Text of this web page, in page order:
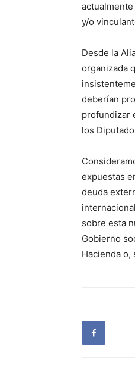
y/o
Desde la
organizada
deberían
profundizar
los
expuestas
deuda
sobre esta
Gobierno
Hacienda